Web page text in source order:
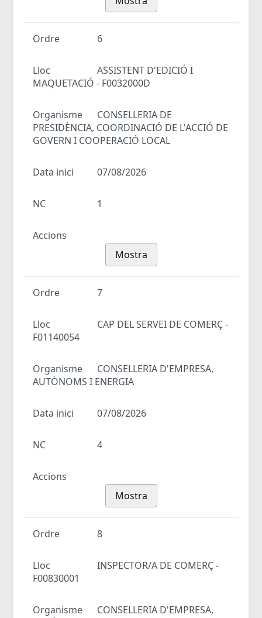
Ordre 6
Lloc
ASSISTENT D'EDICIÓ I
MAQUETACIÓ - F0032000D
Organisme
CONSELLERIA DE
PRESIDÈNCIA, COORDINACIÓ DE L'ACCIÓ DE
GOVERN I COOPERACIÓ LOCAL
Data inici 07/08/2026
NC 1
Accions
Mostra
Ordre 7
Lloc
CAP DEL SERVEI DE COMERÇ -
F01140054
Organisme
CONSELLERIA D'EMPRESA,
AUTÒNOMS I ENERGIA
Data inici 07/08/2026
NC 4
Accions
Mostra
Ordre 8
Lloc
INSPECTOR/A DE COMERÇ -
F00830001
Organisme
CONSELLERIA D'EMPRESA,